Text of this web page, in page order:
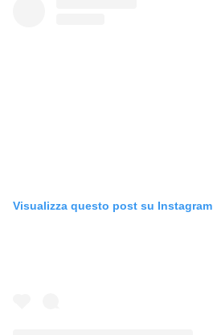
Visualizza questo post su Instagram